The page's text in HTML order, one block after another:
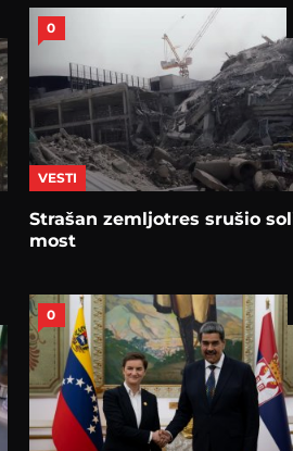
0
VESTI
Strašan zemljotres srušio
most
0